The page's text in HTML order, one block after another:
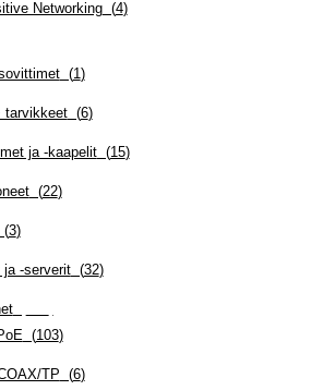
Networking(4)
(1)
tarvikkeet(6)
ja -kaapelit(15)
(22)
3)
ja -serverit(32)
(
(103)
TP (6)